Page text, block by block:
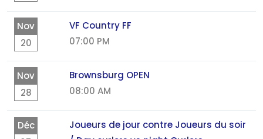
Nov
20
VF Country FF
07:00 PM
Nov
28
Brownsburg OPEN
08:00 AM
Déc
Joueurs de jour contre Joueurs du soir